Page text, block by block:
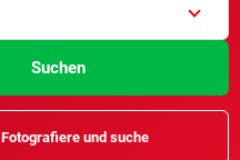
Suchen
Fotografiere und suche